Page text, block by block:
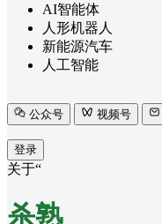
AI智能体
人形机器人
新能源汽车
人工智能
公众号 视频号
登录
关于“
杀熟